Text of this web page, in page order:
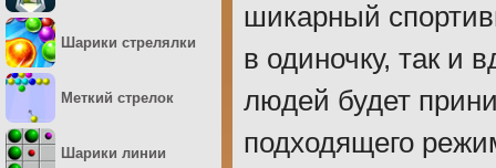
шикарный
в одиночку, так и
людей будет
подходящего
Шарики стрелялки
Меткий стрелок
Шарики линии